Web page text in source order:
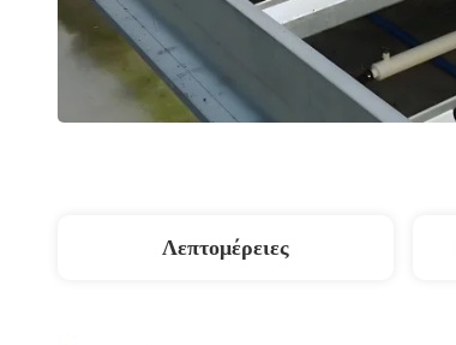
Λεπτομέρειες